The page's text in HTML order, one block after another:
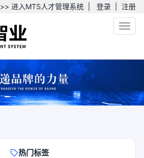
>> 进入MTS人才管理系统 登录 注册
热门标签